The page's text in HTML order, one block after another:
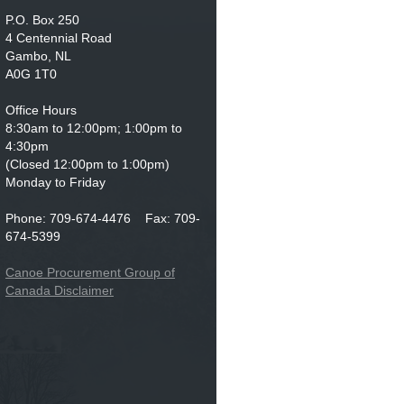
P.O. Box 250
4 Centennial Road
Gambo, NL
A0G 1T0
Office Hours
8:30am to 12:00pm; 1:00pm to
4:30pm
(Closed 12:00pm to 1:00pm)
Monday to Friday
Phone: 709-674-4476 Fax: 709-
674-5399
Canoe Procurement Group of
Canada Disclaimer